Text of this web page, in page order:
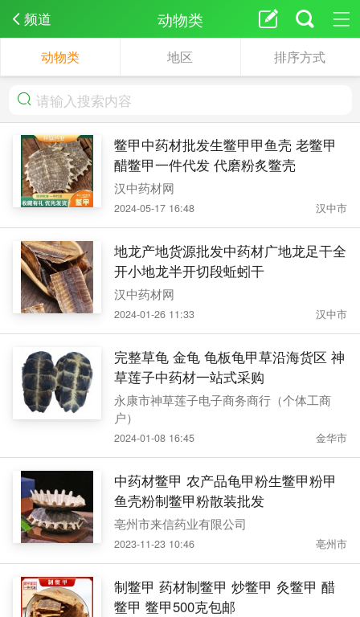
频道 动物类
动物类 地区 排序方式
鳖甲中药材批发生鳖甲甲鱼壳 老鳖甲
醋鳖甲一件代发 代磨粉炙鳖壳
汉中药材网
2024-05-17 16:48 汉中市
地龙产地货源批发中药材广地龙足干全
开小地龙半开切段蚯蚓干
汉中药材网
2024-01-26 11:33 汉中市
完整草龟 金龟 龟板龟甲草沿海货区 神
草莲子中药材一站式采购
永康市神草莲子电子商务商行（个体工商
户）
2024-01-08 16:45 金华市
中药材鳖甲 农产品龟甲粉生鳖甲粉甲
鱼壳粉制鳖甲粉散装批发
亳州市来信药业有限公司
2023-11-23 10:46 亳州市
制鳖甲 药材制鳖甲 炒鳖甲 灸鳖甲 醋
鳖甲 鳖甲500克包邮